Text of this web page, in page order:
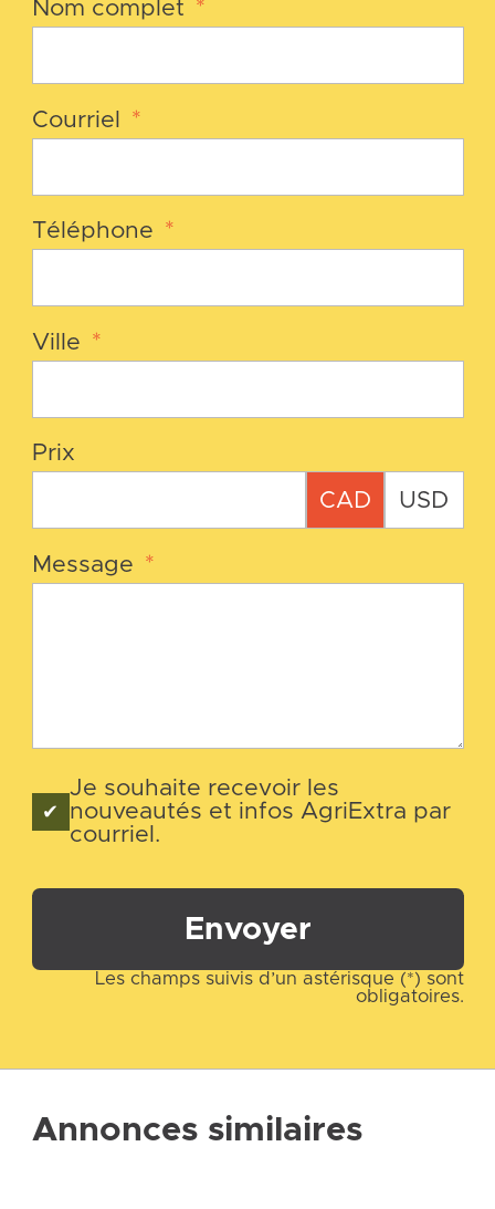
Nom complet *
Courriel *
Téléphone *
Ville *
Prix
CAD USD
Message *
Je souhaite recevoir les
nouveautés et infos AgriExtra par
courriel.
Envoyer
Les champs suivis d’un astérisque (*) sont
obligatoires.
Annonces similaires